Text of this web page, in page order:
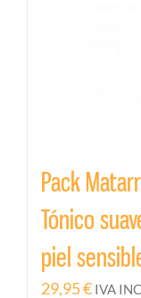
Pack
Tónico
piel
29,95€ IVA